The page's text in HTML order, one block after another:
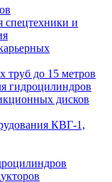
спецтехники и
труб до 15 метров
гидроцилиндров
дисков
КВГ-1,